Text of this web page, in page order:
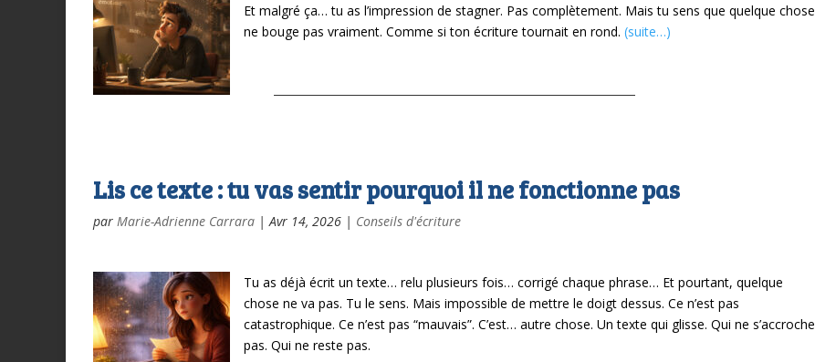
Et malgré ça…tu as l’impression de stagner. Pas complètement. Mais tu sens que quelque chose
ne bouge pas vraiment. Comme si ton écriture tournait en rond. (suite…)
Lis ce texte : tu vas sentir pourquoi il ne fonctionne pas
par Marie-Adrienne Carrara |Avr 14, 2026 | Conseils d'écriture
Tu as déjà écrit un texte… relu plusieurs fois… corrigé chaque phrase… Et pourtant, quelque
chose ne va pas. Tu le sens. Mais impossible de mettre le doigt dessus. Ce n’est pas
catastrophique. Ce n’est pas “mauvais”. C’est… autre chose. Un texte qui glisse. Qui ne s’accroche
pas. Qui ne reste pas.